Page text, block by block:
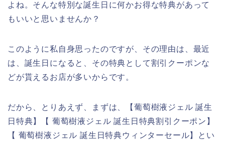
よね。そんな特別な誕生日に何かお得な特典があって
もいいと思いませんか？
このように私自身思ったのですが、その理由は、最近
は、誕生日になると、その特典として割引クーポンな
どが貰えるお店が多いからです。
だから、とりあえず、まずは、【葡萄樹液ジェル 誕生
日特典】【 葡萄樹液ジェル 誕生日特典割引クーポン】
【 葡萄樹液ジェル 誕生日特典ウィンターセール】とい